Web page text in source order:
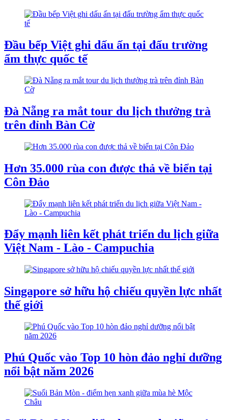
Đầu bếp Việt ghi dấu ấn tại đấu trường
ẩm thực quốc tế
Đà Nẵng ra mắt tour du lịch thưởng trà
trên đỉnh Bàn Cờ
Hơn 35.000 rùa con được thả về biển tại
Côn Đảo
Đẩy mạnh liên kết phát triển du lịch giữa
Việt Nam - Lào - Campuchia
Singapore sở hữu hộ chiếu quyền lực nhất
thế giới
Phú Quốc vào Top 10 hòn đảo nghỉ dưỡng
nổi bật năm 2026